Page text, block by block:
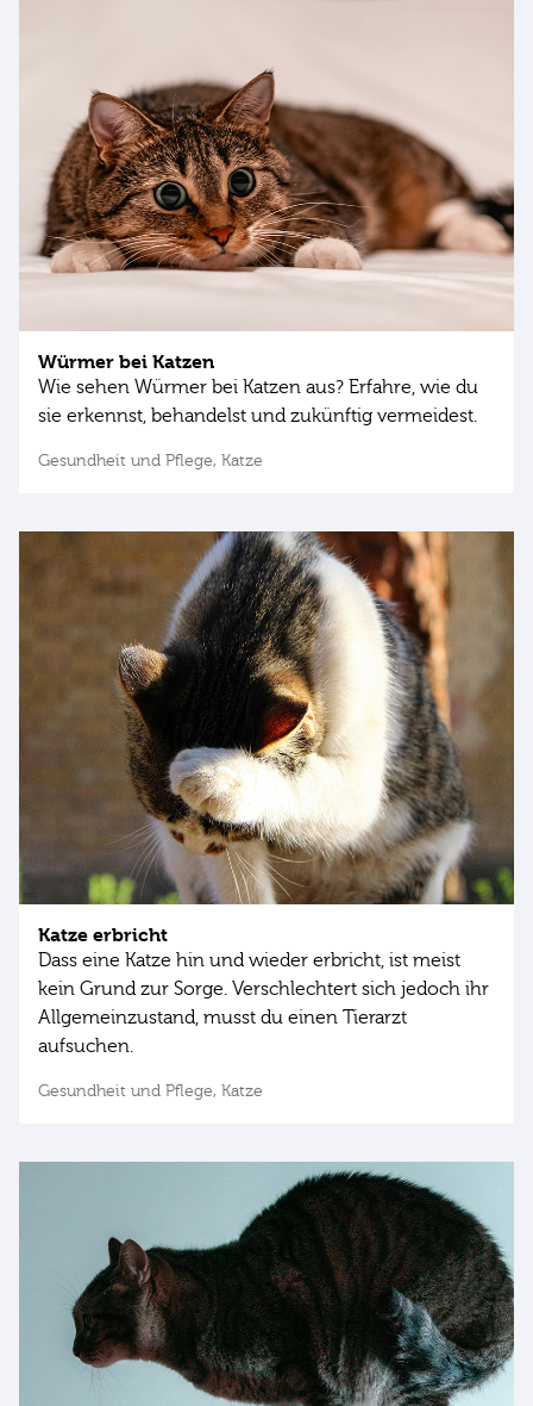
Würmer bei Katzen
Wie sehen Würmer bei Katzen aus? Erfahre, wie du
sie erkennst, behandelst und zukünftig vermeidest.
Gesundheit und Pflege, Katze
Katze erbricht
Dass eine Katze hin und wieder erbricht, ist meist
kein Grund zur Sorge. Verschlechtert sich jedoch ihr
Allgemeinzustand, musst du einen Tierarzt
aufsuchen.
Gesundheit und Pflege, Katze